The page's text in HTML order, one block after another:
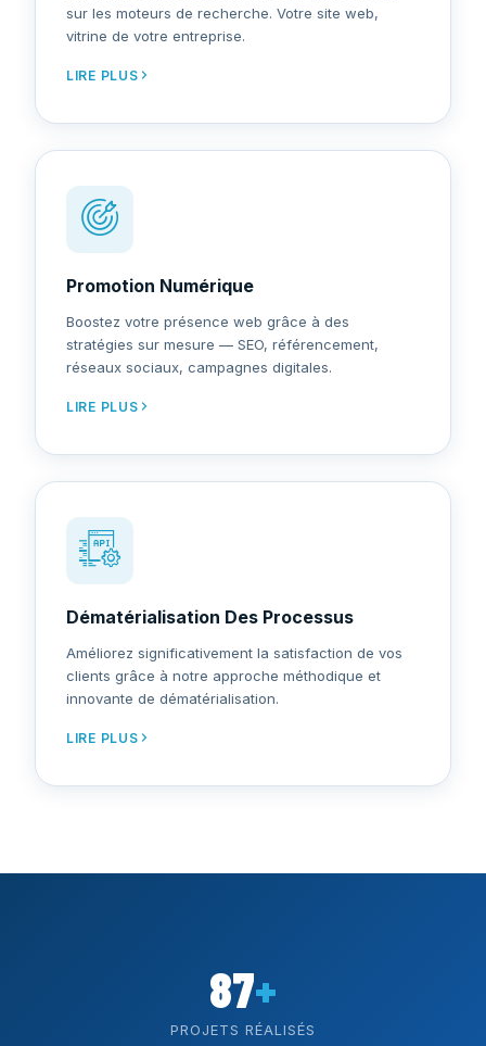
sur les moteurs de recherche. Votre site web,
vitrine de votre entreprise.
LIRE PLUS
Promotion Numérique
Boostez votre présence web grâce à des
stratégies sur mesure — SEO, référencement,
réseaux sociaux, campagnes digitales.
LIRE PLUS
Dématérialisation Des Processus
Améliorez significativement la satisfaction de vos
clients grâce à notre approche méthodique et
innovante de dématérialisation.
LIRE PLUS
87+
PROJETS RÉALISÉS